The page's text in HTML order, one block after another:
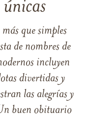
que simples
de nombres de
incluyen
divertidas y
las alegrías y
buen obituario